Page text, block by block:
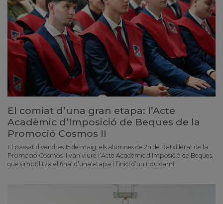
El comiat d’una gran etapa: l’Acte
Acadèmic d’Imposició de Beques de la
Promoció Cosmos II
El passat divendres 15 de maig, els alumnes de 2n de Batxillerat de la
Promoció Cosmos II van viure l’Acte Acadèmic d’Imposició de Beques,
que simbolitza el final d’una etapa i l’inici d’un nou camí.